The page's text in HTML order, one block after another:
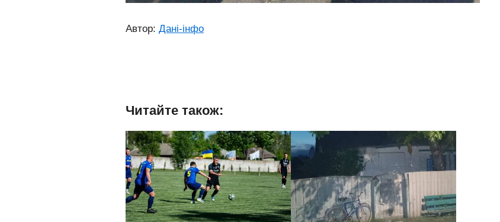
Автор: Дані-інфо
Читайте також: